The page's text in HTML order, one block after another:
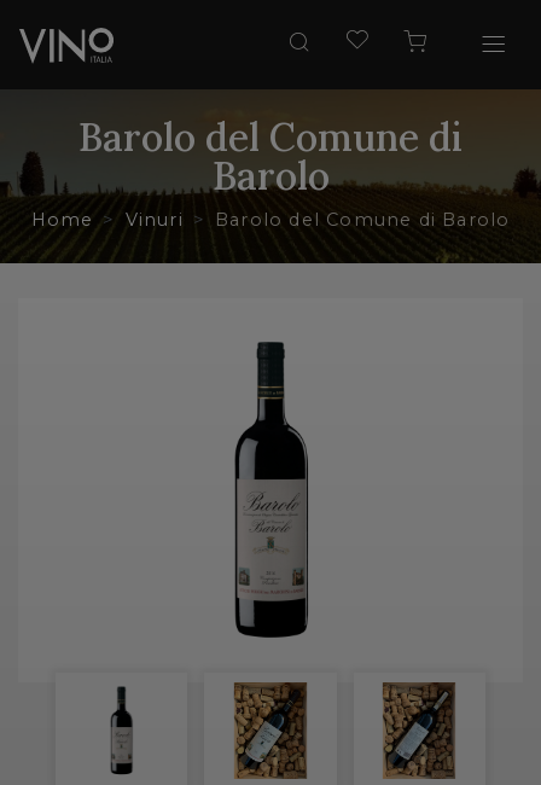
Barolo del Comune di
Barolo
Home Vinuri Barolo del Comune di Barolo